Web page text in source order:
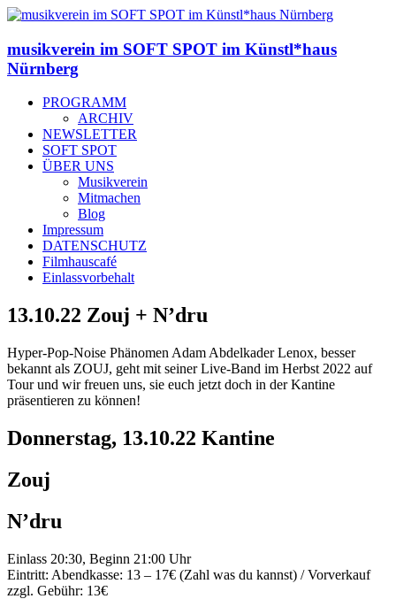
musikverein im SOFT SPOT im Künstl*haus
Nürnberg
PROGRAMM
ARCHIV
NEWSLETTER
SOFT SPOT
ÜBER UNS
Musikverein
Mitmachen
Blog
Impressum
DATENSCHUTZ
Filmhauscafé
Einlassvorbehalt
13.10.22 Zouj + N’dru
Hyper-Pop-Noise Phänomen Adam Abdelkader Lenox, besser
bekannt als ZOUJ, geht mit seiner Live-Band im Herbst 2022 auf
Tour und wir freuen uns, sie euch jetzt doch in der Kantine
präsentieren zu können!
Donnerstag, 13.10.22 Kantine
Zouj
N’dru
Einlass 20:30, Beginn 21:00 Uhr
Eintritt: Abendkasse: 13 – 17€ (Zahl was du kannst) / Vorverkauf
zzgl. Gebühr: 13€